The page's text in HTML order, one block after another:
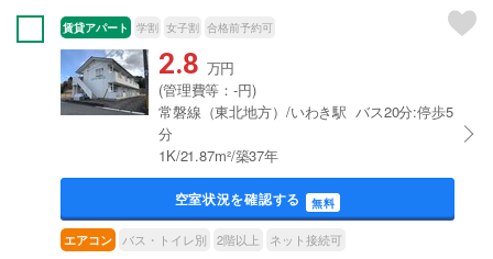
賃貸アパート 学割 女子割 合格前予約可
2.8 万円
(管理費等：-円)
常磐線（東北地方）/いわき駅 バス20分:停歩5
分
1K/21.87m²/築37年
空室状況を確認する 無料
エアコン バス・トイレ別 2階以上 ネット接続可